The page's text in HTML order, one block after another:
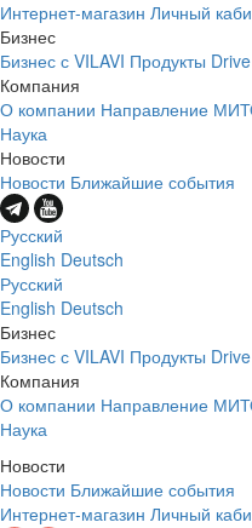
Интернет-магазин Личный
Бизнес
Бизнес с VILAVI Продукты
Компания
О компании Направление
Наука
Новости
Новости Ближайшие события
Русский
English Deutsch
Русский
English Deutsch
Бизнес
Бизнес с VILAVI Продукты
Компания
О компании Направление
Наука
Новости
Новости Ближайшие события
Интернет-магазин Личный